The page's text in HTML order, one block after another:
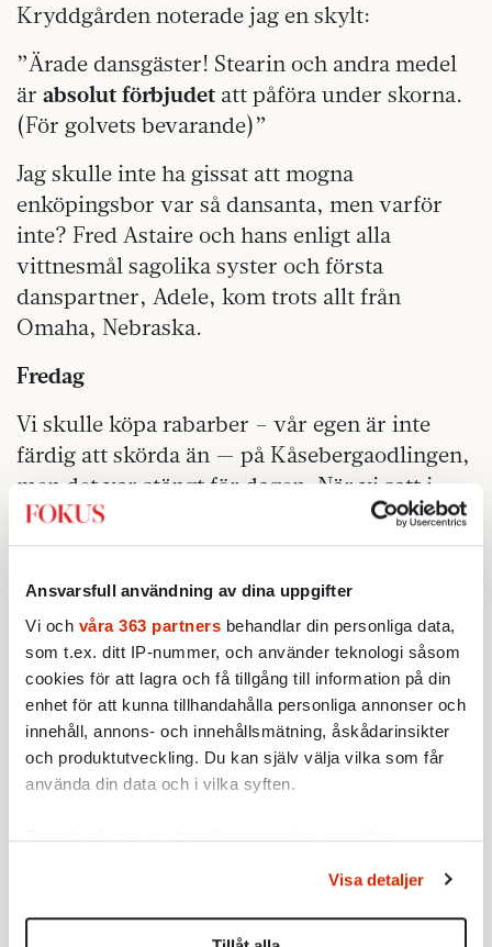
Ansvarsfull användning av dina uppgifter
Vi och våra 363 partners behandlar din personliga data,
som t.ex. ditt IP-nummer, och använder teknologi såsom
cookies för att lagra och få tillgång till information på din
enhet för att kunna tillhandahålla personliga annonser och
innehåll, annons- och innehållsmätning, åskådarinsikter
och produktutveckling. Du kan själv välja vilka som får
använda din data och i vilka syften.
Ta reda på mer om hur dina personliga uppgifter
Du kan ändra eller dra tillbaka ditt samtycke när som
helst från cookie-förklaringen.
Visa detaljer
Kryddgården noterade jag en skylt:
”Ärade dansgäster! Stearin och andra medel
är absolut förbjudet att påföra under skorna.
(För golvets bevarande)”
Jag skulle inte ha gissat att mogna
enköpingsbor var så dansanta, men varför
inte? Fred Astaire och hans enligt alla
vittnesmål sagolika syster och första
danspartner, Adele, kom trots allt från
Omaha, Nebraska.
Fredag
Vi skulle köpa rabarber – vår egen är inte
färdig att skörda än — på Kåsebergaodlingen,
men det var stängt för dagen. När vi satt i
bilen och begrundade vårt öde — vi kom
fram till att det antagligen bestod i att besöka
ICA i Borrby — fick vi se en hare i slagsmål
med en skata. Skatan dök retsamt mot haren,
som hoppade och jagade den, men aldrig
riktigt var i närheten.
Den enda förklaring jag kunde tänka mig,
med tanke på säsongen, var att skatan
försökte komma åt harungarna. En snabb
att harungar föds redan i april i södra
Sverige, dels att skator är allätare, som vid
sniglar gärna äter ”små ryggradsdjur upp till